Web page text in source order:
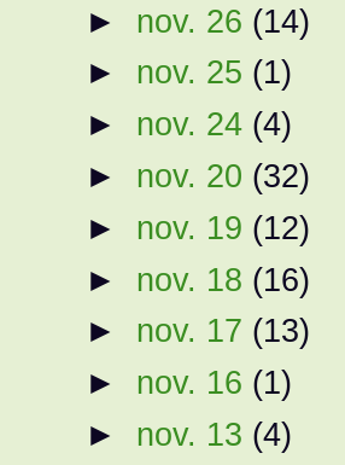
► nov. 26 (14)
► nov. 25 (1)
► nov. 24 (4)
► nov. 20 (32)
► nov. 19 (12)
► nov. 18 (16)
► nov. 17 (13)
► nov. 16 (1)
► nov. 13 (4)